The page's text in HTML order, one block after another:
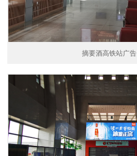
摘要酒高铁站广告